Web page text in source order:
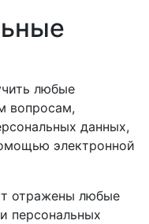
любые
вопросам,
данных,
электронной
отражены любые
персональных